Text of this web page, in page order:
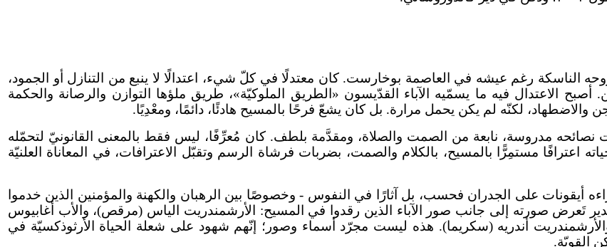
الناسكة رغم عيشه في العاصمة بوخارست. كان معتدلًا في كلّ شيء، اعتدالًا لا ينبع من التنازل أو الجمود،
أصبح الاعتدال فيه ما يسمّيه الآباء القدّيسون «الطريق الملوكيّة»، طريق ملؤها التوازن والرصانة والحكمة
والاضطهاد، لكنّه لم يكن يحمل مرارة. بل كان يشعّ فرحًا بالمسيح هادئًا، دائمًا، ومعْدِيًا.
نصائحه مدروسة، نابعة من الصمت والصلاة، ومقدَّمة بلطف. كان مُعرِّفًا، ليس فقط بالمعنى القانونيّ لتحمّله
اعترافًا مستمِرًّا بالمسيح، بالكلام والصمت، بضربات فرشاة الرسم وتقبّل الاعترافات، في المعاناة العلنيّة
أيقونات على الجدران فحسب، بل آثارًا في النفوس - وخصوصًا بين الرهبان والكهنة والمؤمنين الذين خدموا
تَعرض صورته إلى جانب صور الآباء الذين رقدوا في المسيح: الأرشمندريت الياس (مرقص)، والأب أغابيوس
أندريه (سكريما). هذه ليست مجرّد أسماء وصور؛ إنّهم شهود على شعلة الحياة الأرثوذكسيّة في
القويّة.